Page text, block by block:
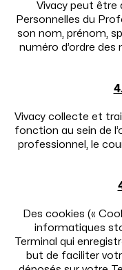
Vivacy peut être
Personnelles du
son nom, prénom,
numéro d’ordre
Vivacy collecte et
fonction au sein de
professionnel, le
Des cookies («
informatiques
Terminal qui
but de faciliter